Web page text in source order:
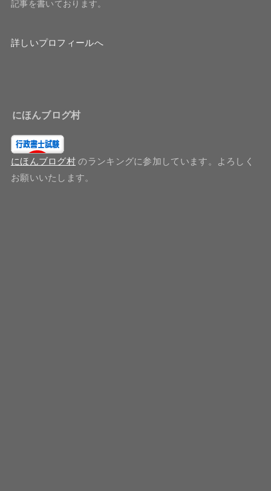
記事を書いております。
詳しいプロフィールへ
にほんブログ村
にほんブログ村 のランキングに参加しています。よろしく
お願いいたします。